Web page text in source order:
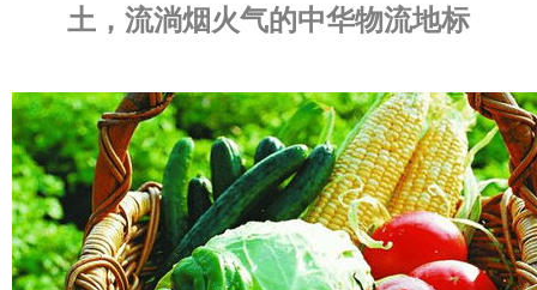
土，流淌烟火气的中华物流地标